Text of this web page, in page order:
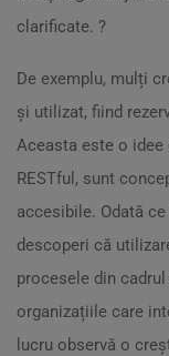
clarificate. ?
De exemplu, mulți
și utilizat, fiind
Aceasta este o idee
RESTful, sunt
accesibile. Odată
descoperi că
procesele din
organizațiile care
lucru observă o